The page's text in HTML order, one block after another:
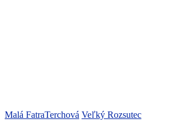
Malá FatraTerchová Veľký Rozsutec